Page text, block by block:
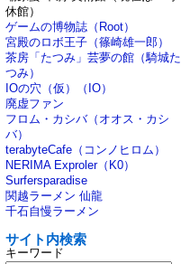
休館）
ゲームの博物誌（Root）
宮殿のロボ王子（篠崎雄一郎）
茶房「たつみ」芸夢の館（騎城た
つみ）
IOの穴（仮）（IO）
廃虚ファン
フロム・カシバ（オオス・カシ
バ）
terabyteCafe（コンノヒロム）
NERIMA Exproler（K0）
Surfersparadise
関越ラーメン 仙龍
千石自慢ラーメン
サイト内検索
キーワード